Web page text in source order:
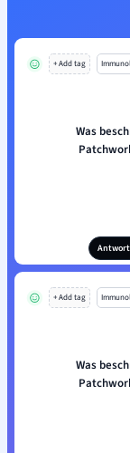
+ Add tag
Was
Antwort
+ Add tag
Was